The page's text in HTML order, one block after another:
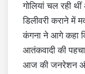
गोलियां चल रही
डिलीवरी कराने में
कंगना ने आगे कहा
आतंकवादी की
आज की जनरेशन और